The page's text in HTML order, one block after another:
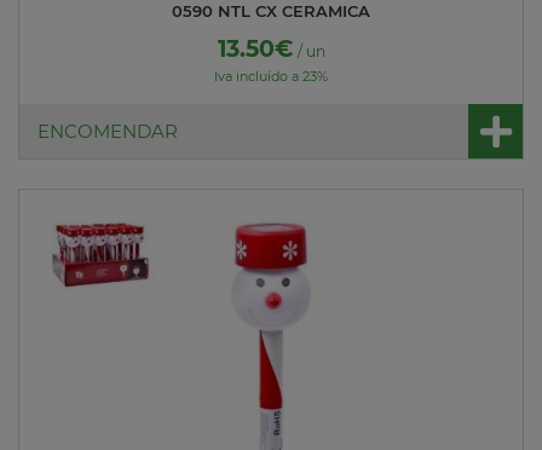
0590 NTL CX CERAMICA
13.50€ / un
Iva incluído a 23%
ENCOMENDAR